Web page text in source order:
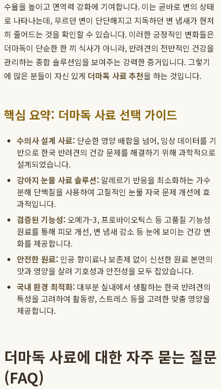
수율을 높이고 면역력 강화에 기여합니다. 이는 곧바로 변의 상태
로 나타나는데, 무르던 변이 단단해지고 지독하던 변 냄새가 현저
히 줄어드는 것을 확인할 수 있습니다. 이러한 긍정적인 변화들은
더마독이 단순한 한 끼 식사가 아니라, 반려견의 전반적인 건강을
관리하는 종합 솔루션임을 보여주는 강력한 증거입니다. 그렇기
에 많은 분들이 자신 있게 더마독 사료 추천을 하는 것입니다.
핵심 요약: 더마독 사료 선택 가이드
수의사 설계 사료: 단순한 영양 배합을 넘어, 임상 데이터를 기
반으로 한국 반려견의 건강 문제를 해결하기 위해 과학적으로
설계되었습니다.
강아지 눈물 사료 솔루션: 알레르기 반응을 최소화하는 가수
분해 단백질을 사용하여 고질적인 눈물 자국 문제 개선에 효
과적입니다.
검증된 기능성: 오메가-3, 프로바이오틱스 등 고품질 기능성
원료를 통해 피모 개선, 변 냄새 감소 등 눈에 보이는 건강 변
화를 제공합니다.
안전한 원료: 인공 향미료나 보존제 없이 신선한 원료 본연의
맛과 영양을 살려 기호성과 안전성을 모두 잡았습니다.
국내 환경 최적화: 대부분 실내에서 생활하는 한국 반려견의
특성을 고려하여 활동량, 스트레스 등을 고려한 맞춤 영양을
제공합니다.
더마독 사료에 대한 자주 묻는 질문
(FAQ)